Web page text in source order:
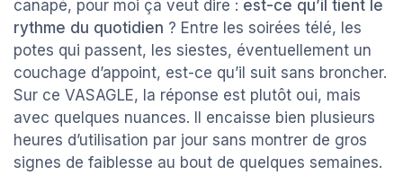
canapé, pour moi ça veut dire : est-ce qu’il tient le
rythme du quotidien ? Entre les soirées télé, les
potes qui passent, les siestes, éventuellement un
couchage d’appoint, est-ce qu’il suit sans broncher.
Sur ce VASAGLE, la réponse est plutôt oui, mais
avec quelques nuances. Il encaisse bien plusieurs
heures d’utilisation par jour sans montrer de gros
signes de faiblesse au bout de quelques semaines.